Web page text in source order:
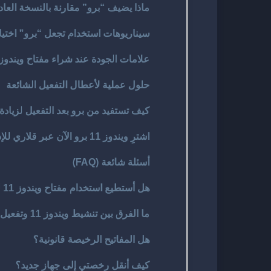
ماذا يضيف “برو” مقارنة بالنسخة
سيناريوهات استخدام تجعل “برو”
علامات الجودة عند شراء مفتاح ويندوز 11 برو
حلول عملية لأعطال التفعيل الشائعة
كيف تستفيد من برو بعد التفعيل لزيادة
اشترِ ويندوز 11 برو الآن عبر قلاري للإدارة السحابية
أسئلة شائعة (FAQ)
هل أستطيع استخدام مفتاح ويندوز 11 لنسخة برو؟
ما الفرق بين تنشيط ويندوز 11 وتفعيل ويندوز 11؟
هل المفاتيح الرخيصة قانونية؟
كيف أنقل رخصتي إلى جهاز جديد؟